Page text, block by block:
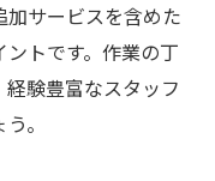
サービスを含めた
トです。作業の丁
験豊富なスタッフ
。